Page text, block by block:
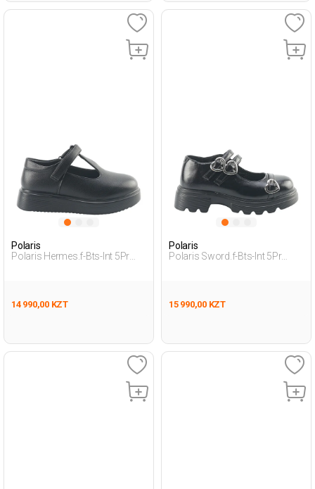
Polaris
Polaris Hermes.f-Bts-Int 5Pr
14 990,00 KZT
Polaris
Polaris Sword.f-Bts-Int 5Pr
15 990,00 KZT